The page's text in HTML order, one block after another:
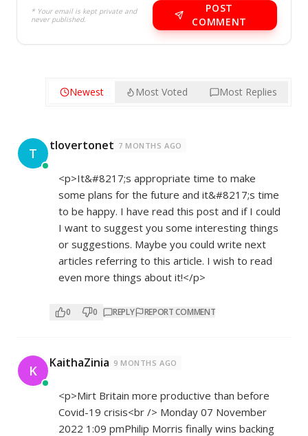
* Your email is kept private and
never published.
POST
COMMENT
Newest Most Voted Most Replies
T tlovertonet 7 MONTHS AGO
<p>It&#8217;s appropriate time to make
some plans for the future and it&#8217;s time
to be happy. I have read this post and if I could
I want to suggest you some interesting things
or suggestions. Maybe you could write next
articles referring to this article. I wish to read
even more things about it!</p>
0 0 REPLY REPORT COMMENT
K KaithaZinia 9 MONTHS AGO
<p>Mirt Britain more productive than before
Covid-19 crisis<br /> Monday 07 November
2022 1:09 pmPhilip Morris finally wins backing